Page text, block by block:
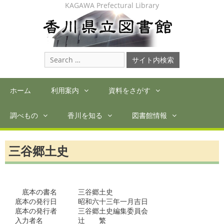
KAGAWA Prefectural Library
Search
for:
ホーム 利用案内 資料をさがす
調べもの 香川を知る 図書館情報
三谷郷土史
底本の書名　　　三谷郷土史
底本の発行日　　　昭和六十三年一月吉日
底本の発行者　　　三谷郷土史編集委員会
入力者名　　　　　辻　　繁